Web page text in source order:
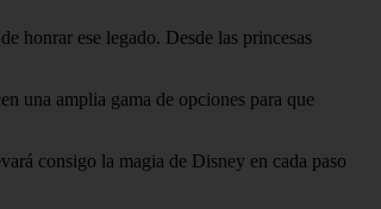
honrar ese legado. Desde las princesas
una amplia gama de opciones para que
consigo la magia de Disney en cada paso